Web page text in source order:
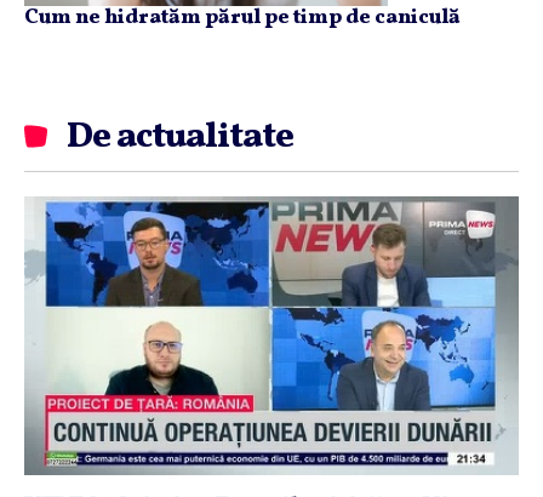
Cum ne hidratăm părul pe timp de caniculă
De actualitate